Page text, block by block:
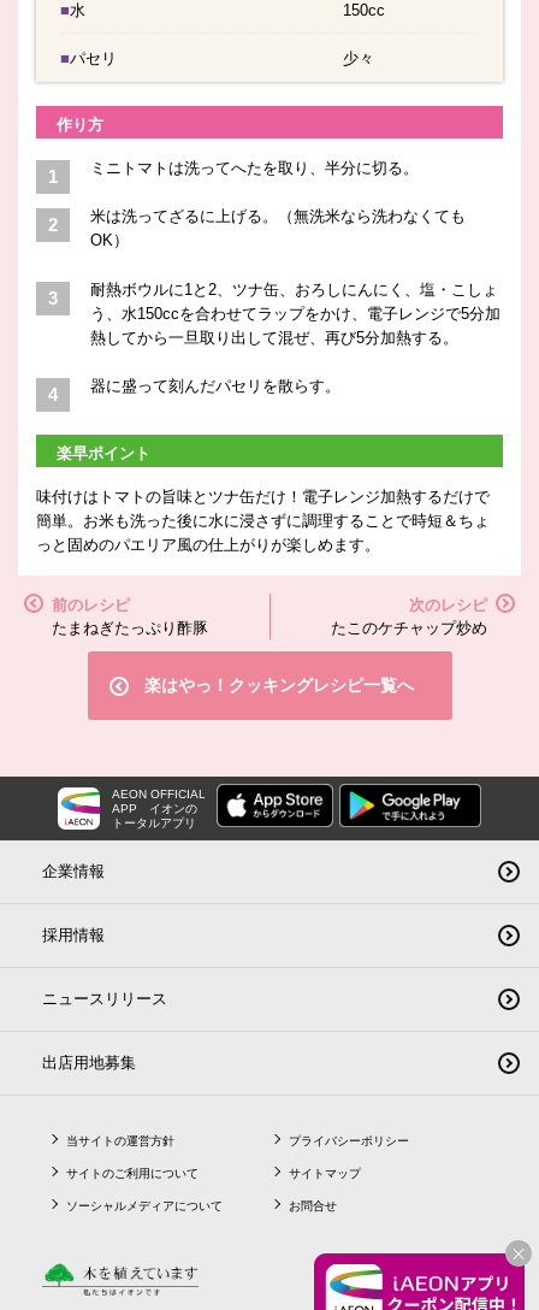
■水 150cc
■パセリ 少々
作り方
ミニトマトは洗ってへたを取り、半分に切る。
米は洗ってざるに上げる。（無洗米なら洗わなくても
OK）
耐熱ボウルに1と2、ツナ缶、おろしにんにく、塩・こしょ
う、水150ccを合わせてラップをかけ、電子レンジで5分加
熱してから一旦取り出して混ぜ、再び5分加熱する。
器に盛って刻んだパセリを散らす。
楽早ポイント
味付けはトマトの旨味とツナ缶だけ！電子レンジ加熱するだけで
簡単。お米も洗った後に水に浸さずに調理することで時短＆ちょ
っと固めのパエリア風の仕上がりが楽しめます。
前のレシピ
たまねぎたっぷり酢豚
次のレシピ
たこのケチャップ炒め
楽はやっ！クッキングレシピ一覧へ
AEON OFFICIAL
APP
イオンの
トータルアプリ
企業情報
採用情報
ニュースリリース
出店用地募集
当サイトの運営方針
サイトのご利用について
ソーシャルメディアについて
プライバシーポリシー
サイトマップ
お問合せ